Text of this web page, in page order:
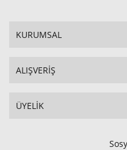
KURUMSAL
ALIŞVERİŞ
ÜYELİK